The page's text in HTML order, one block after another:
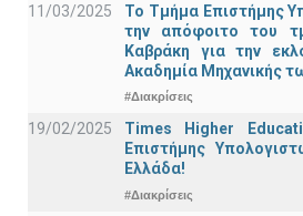
11/03/2025
Το Τμήμα Επιστήμης
την απόφοιτο του
Καβράκη για την
Ακαδημία Μηχανικής
#Διακρίσεις
19/02/2025
Times Higher
Επιστήμης
Ελλάδα!
#Διακρίσεις